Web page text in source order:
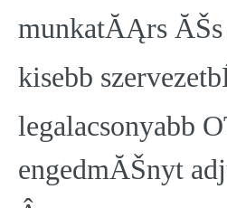
munkatĂĄrs ĂŠs
kisebb
legalacsonyabb
engedmĂŠnyt